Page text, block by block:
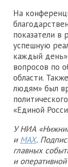
На
показатели в
успешную
каждый
вопросов по
области.
людям» был
«Единой
У НИА
и MAX.
главных
и